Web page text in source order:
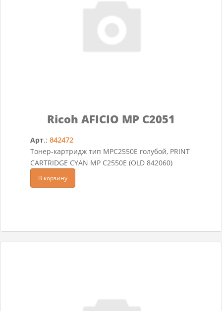
Ricoh AFICIO MP C2051
Арт.: 842472
Тонер-картридж тип MPC2550E голубой, PRINT
CARTRIDGE CYAN MP C2550E (OLD 842060)
В корзину